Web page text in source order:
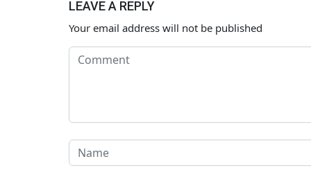
LEAVE A REPLY
Your email address will not be published